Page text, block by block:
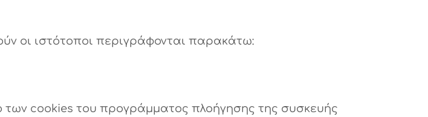
οι ιστότοποι περιγράφονται παρακάτω:
cookies του προγράμματος πλοήγησης της συσκευής